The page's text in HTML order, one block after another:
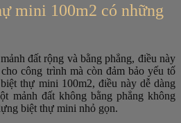
mini 100m2 có những
đất rộng và bằng phẳng, điều này
công trình mà còn đảm bảo yếu tố
thự mini 100m2, điều này dễ dàng
mảnh đất không bằng phẳng không
biệt thự mini nhỏ gọn.